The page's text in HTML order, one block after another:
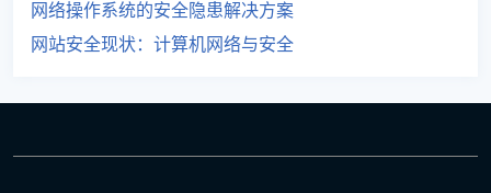
网络操作系统的安全隐患解决方案
网站安全现状：计算机网络与安全